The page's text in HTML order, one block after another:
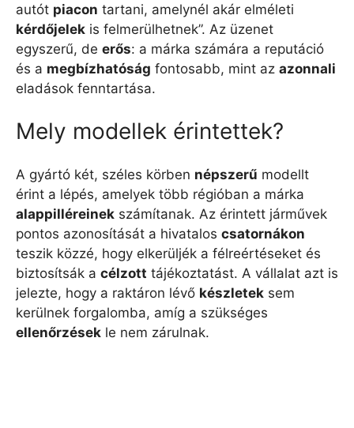
autót piacon tartani, amelynél akár elméleti
kérdőjelek is felmerülhetnek”. Az üzenet
egyszerű, de erős: a márka számára a reputáció
és a megbízhatóság fontosabb, mint az azonnali
eladások fenntartása.
Mely modellek érintettek?
A gyártó két, széles körben népszerű modellt
érint a lépés, amelyek több régióban a márka
alappilléreinek számítanak. Az érintett járművek
pontos azonosítását a hivatalos csatornákon
teszik közzé, hogy elkerüljék a félreértéseket és
biztosítsák a célzott tájékoztatást. A vállalat azt is
jelezte, hogy a raktáron lévő készletek sem
kerülnek forgalomba, amíg a szükséges
ellenőrzések le nem zárulnak.